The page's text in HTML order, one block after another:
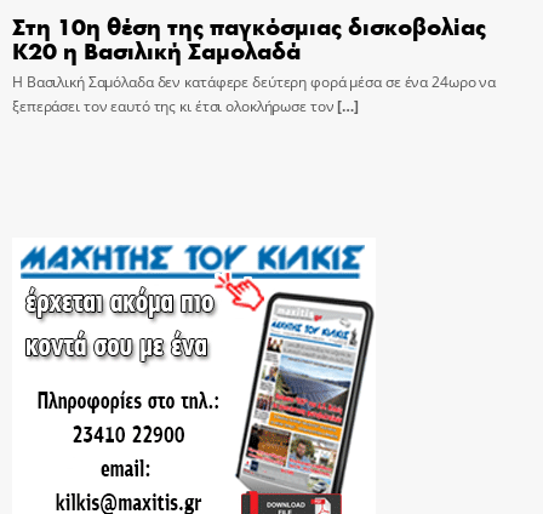
Στη 10η θέση της παγκόσμιας δισκοβολίας
Κ20 η Βασιλική Σαμολαδά
Η Βασιλική Σαμόλαδα δεν κατάφερε δεύτερη φορά μέσα σε ένα 24ωρο να
ξεπεράσει τον εαυτό της κι έτσι ολοκλήρωσε τον[…]